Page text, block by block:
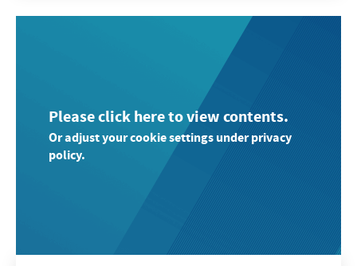
Please click here to view contents.
Or adjust your cookie settings under privacy
policy.